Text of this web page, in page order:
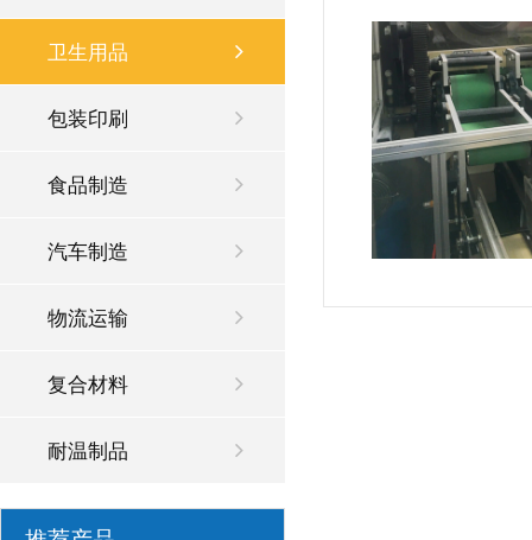
卫生用品
包装印刷
食品制造
汽车制造
物流运输
复合材料
耐温制品